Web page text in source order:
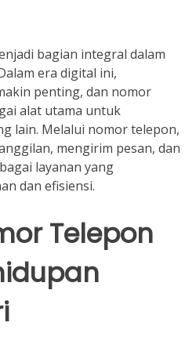
bagian integral dalam
era digital ini,
penting, dan nomor
alat utama untuk
lain. Melalui nomor telepon,
mengirim pesan, dan
layanan yang
dan efisiensi.
Telepon